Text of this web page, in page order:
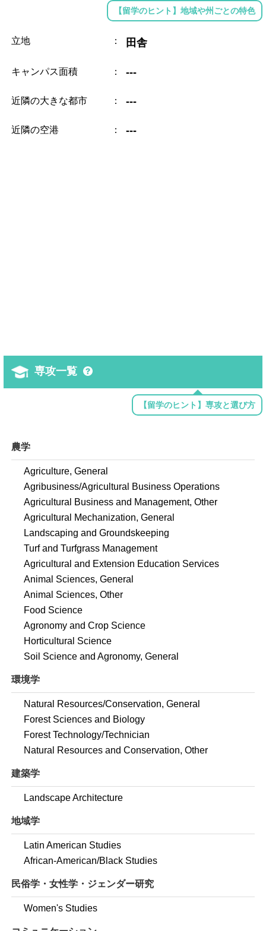
【留学のヒント】地域や州ごとの特色
立地 ： 田舎
キャンパス面積 ： ---
近隣の大きな都市 ： ---
近隣の空港 ： ---
専攻一覧
【留学のヒント】専攻と選び方
農学
Agriculture, General
Agribusiness/Agricultural Business Operations
Agricultural Business and Management, Other
Agricultural Mechanization, General
Landscaping and Groundskeeping
Turf and Turfgrass Management
Agricultural and Extension Education Services
Animal Sciences, General
Animal Sciences, Other
Food Science
Agronomy and Crop Science
Horticultural Science
Soil Science and Agronomy, General
環境学
Natural Resources/Conservation, General
Forest Sciences and Biology
Forest Technology/Technician
Natural Resources and Conservation, Other
建築学
Landscape Architecture
地域学
Latin American Studies
African-American/Black Studies
民俗学・女性学・ジェンダー研究
Women's Studies